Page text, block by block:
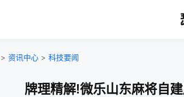
> 资讯中心 > 科技要闻
牌理精解!微乐山东麻将自